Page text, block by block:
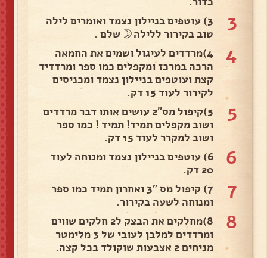
3
3) עוטפים בניילון נצמד ואומרים לילה
טוב בקירור ללילה🌛 שלם .
4
4)מרדדים לעיגול ושמים את החמאה
הרכה במרכז ומקפלים כמו ספר ומרדדיד
קצת ועוטפים בניילון נצמד ומכניסים
לקירור לעוד 15 דק.
5
5)קיפול מס"2 עושים אותו דבר מרדדים
ושוב מקפלים תמיד! תמיד ! כמו ספר
ושוב למקרר לעוד 15 דק.
6
6) עוטפים בניילון נצמד ומנוחה לעוד
20 דק.
7
7) קיפול מס "3 ואחרון תמיד כמו ספר
ומנוחה לשעה בקירור.
8
8)מחלקים את הבצק ל2 חלקים שווים
ומרדדים למלבן לעובי של 3 מלימטר
מניחים 2 אצבעות שוקולד בכל קצה.